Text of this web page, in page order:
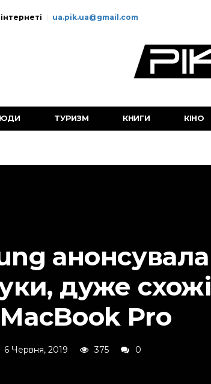
ua.pik.ua@gmail.com
ТУРИЗМ КНИГИ КІНО
анонсувала
дуже схожі
Pro
6 Червня, 2019 375 0